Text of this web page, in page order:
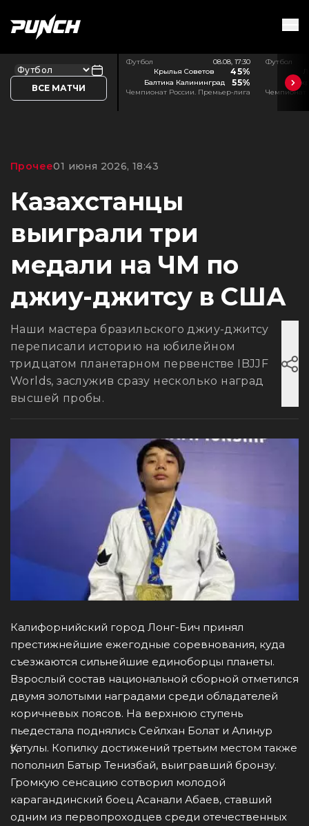
ВСЕ МАТЧИ
Футбол
08.08, 17:30
Крылья Советов
45%
Балтика Калининград 55%
Чемпионат России. Премьер-лига
Футбол
Чемпионат
Прочее01 июня 2026, 18:43
Казахстанцы
выиграли три
медали на ЧМ по
джиу-джитсу в США
Наши мастера бразильского джиу-джитсу
переписали историю на юбилейном
тридцатом планетарном первенстве IBJJF
Worlds, заслужив сразу несколько наград
высшей пробы.
Калифорнийский город Лонг-Бич принял
престижнейшие ежегодные соревнования, куда
съезжаются сильнейшие единоборцы планеты.
Взрослый состав национальной сборной отметился
двумя золотыми наградами среди обладателей
коричневых поясов. На верхнюю ступень
пьедестала поднялись Сейлхан Болат и Алинур
Қуатулы. Копилку достижений третьим местом также
пополнил Батыр Тенизбай, выигравший бронзу.
Громкую сенсацию сотворил молодой
карагандинский боец Асанали Абаев, ставший
одним из первопроходцев среди отечественных